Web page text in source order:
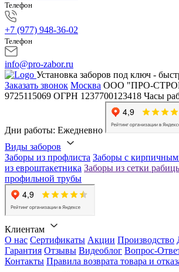
Телефон
+7 (977) 948-36-02
Телефон
info@pro-zabor.ru
Установка заборов под ключ -
Заказать звонок Москва ООО "ПРО-
9725115069 ОГРН 1237700123418 Часы
Дни работы: Ежедневно
Виды заборов
Заборы из профлиста Заборы с
из евроштакетника Заборы из сетки
профильной трубы
Клиентам
О нас Сертификаты Акции Производство
Гарантия Отзывы Видеоблог Вопрос-
Контакты Правила возврата товара и